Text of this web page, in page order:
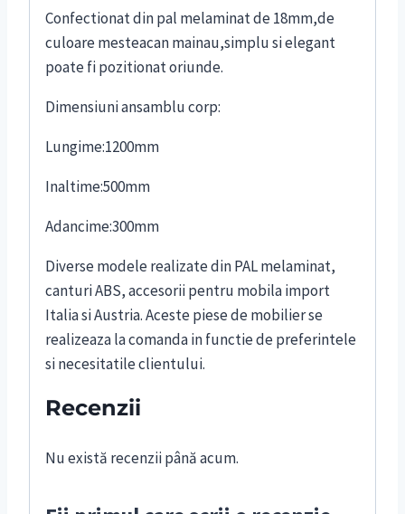
Confectionat din pal melaminat de 18mm,de
culoare mesteacan mainau,simplu si elegant
poate fi pozitionat oriunde.
Dimensiuni ansamblu corp:
Lungime:1200mm
Inaltime:500mm
Adancime:300mm
Diverse modele realizate din PAL melaminat,
canturi ABS, accesorii pentru mobila import
Italia si Austria. Aceste piese de mobilier se
realizeaza la comanda in functie de preferintele
si necesitatile clientului.
Recenzii
Nu există recenzii până acum.